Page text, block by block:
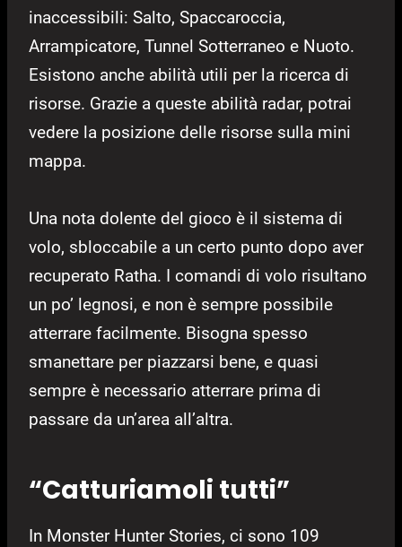
inaccessibili: Salto, Spaccaroccia,
Arrampicatore, Tunnel Sotterraneo e Nuoto.
Esistono anche abilità utili per la ricerca di
risorse. Grazie a queste abilità radar, potrai
vedere la posizione delle risorse sulla mini
mappa.
Una nota dolente del gioco è il sistema di
volo, sbloccabile a un certo punto dopo aver
recuperato Ratha. I comandi di volo risultano
un po’ legnosi, e non è sempre possibile
atterrare facilmente. Bisogna spesso
smanettare per piazzarsi bene, e quasi
sempre è necessario atterrare prima di
passare da un’area all’altra.
“Catturiamoli tutti”
In Monster Hunter Stories, ci sono 109